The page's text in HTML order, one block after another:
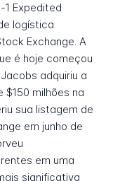
1 Expedited
logística
Exchange. A
é hoje começou
adquiriu a
milhões na
sua listagem de
em junho de
em uma
significativa